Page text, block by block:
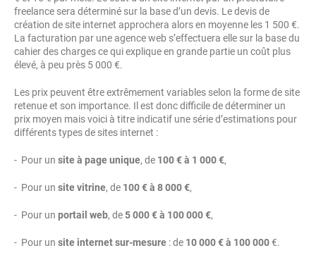
freelance sera déterminé sur la base d’un devis. Le devis de
création de site internet approchera alors en moyenne les 1 500 €.
La facturation par une agence web s’effectuera elle sur la base du
cahier des charges ce qui explique en grande partie un coût plus
élevé, à peu près 5 000 €.
Les prix peuvent être extrêmement variables selon la forme de site
retenue et son importance. Il est donc difficile de déterminer un
prix moyen mais voici à titre indicatif une série d’estimations pour
différents types de sites internet :
- Pour un site à page unique, de 100 € à 1 000 €,
- Pour un site vitrine, de 100 € à 8 000 €,
- Pour un portail web, de5 000 € à 100 000 €,
- Pour un site internet sur-mesure : de 10 000 € à 100 000€.